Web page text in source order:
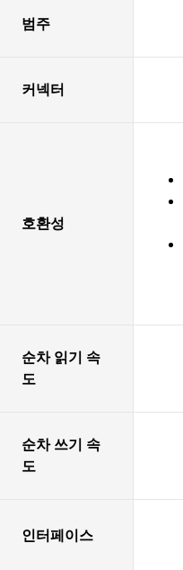
범주
커넥터
호환성
순차 읽기 속
도
순차 쓰기 속
도
인터페이스